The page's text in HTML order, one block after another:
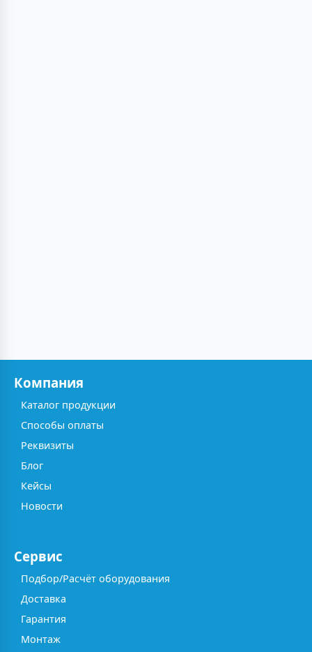
Компания
Каталог продукции
Способы оплаты
Реквизиты
Блог
Кейсы
Новости
Сервис
Подбор/Расчёт оборудования
Доставка
Гарантия
Монтаж